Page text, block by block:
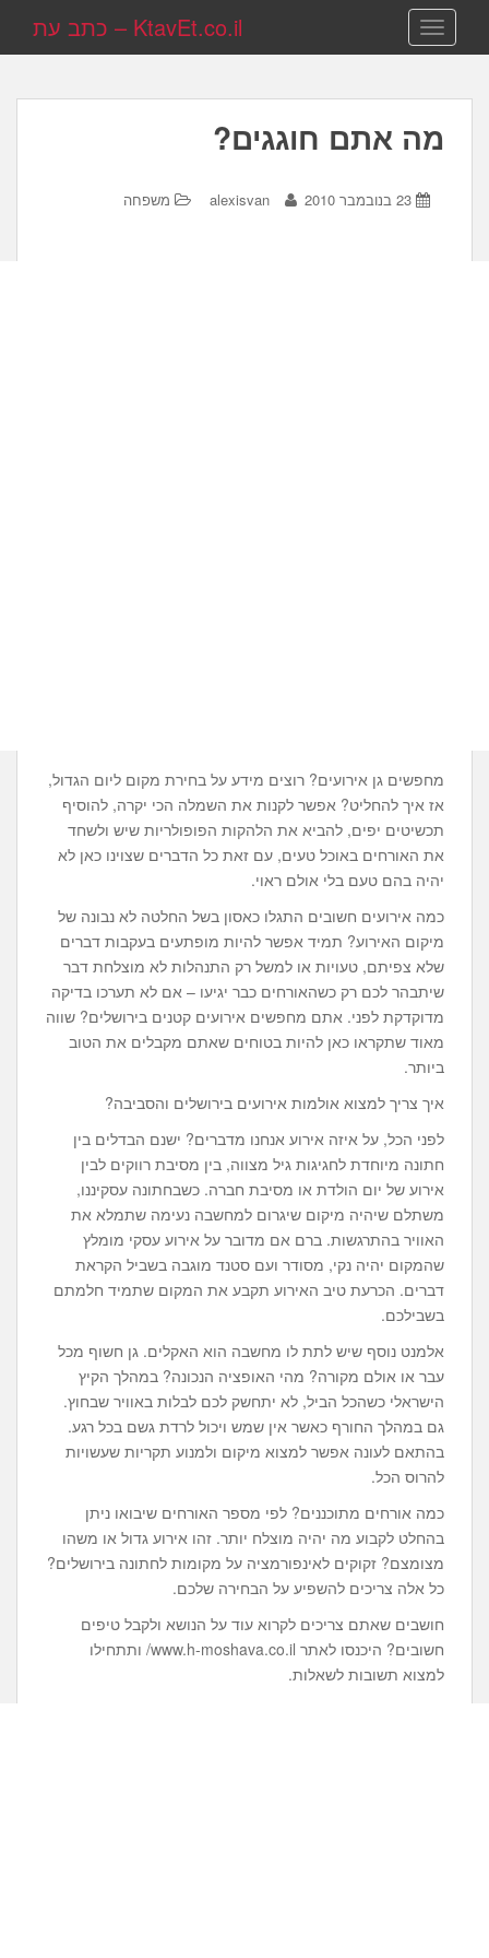
TOGGLE NAVIGATION KtavEt.co.il – כתב עת
מה אתם חוגגים?
23 בנובמבר 2010 alexisvan משפחה
מחפשים גן אירועים? רוצים מידע על בחירת מקום ליום הגדול,
אז איך להחליט? אפשר לקנות את השמלה הכי יקרה, להוסיף
תכשיטים יפים, להביא את הלהקות הפופולריות שיש ולשחד
את האורחים באוכל טעים, עם זאת כל הדברים שצוינו כאן לא
יהיה בהם טעם בלי אולם ראוי.
כמה אירועים חשובים התגלו כאסון בשל החלטה לא נבונה של
מיקום האירוע? תמיד אפשר להיות מופתעים בעקבות דברים
שלא צפיתם, טעויות או למשל רק התנהלות לא מוצלחת דבר
שיתבהר לכם רק כשהאורחים כבר יגיעו – אם לא תערכו בדיקה
מדוקדקת לפני. אתם מחפשים אירועים קטנים בירושלים? שווה
מאוד שתקראו כאן להיות בטוחים שאתם מקבלים את הטוב
ביותר.
איך צריך למצוא אולמות אירועים בירושלים והסביבה?
לפני הכל, על איזה אירוע אנחנו מדברים? ישנם הבדלים בין
חתונה מיוחדת לחגיגות גיל מצווה, בין מסיבת רווקים לבין
אירוע של יום הולדת או מסיבת חברה. כשבחתונה עסקיננו,
משתלם שיהיה מיקום שיגרום למחשבה נעימה שתמלא את
האוויר בהתרגשות. ברם אם מדובר על אירוע עסקי מומלץ
שהמקום יהיה נקי, מסודר ועם סטנד מוגבה בשביל הקראת
דברים. הכרעת טיב האירוע תקבע את המקום שתמיד חלמתם
בשבילכם.
אלמנט נוסף שיש לתת לו מחשבה הוא האקלים. גן חשוף מכל
עבר או אולם מקורה? מהי האופציה הנכונה? במהלך הקיץ
הישראלי כשהכל הביל, לא יתחשק לכם לבלות באוויר שבחוץ.
גם במהלך החורף כאשר אין שמש ויכול לרדת גשם בכל רגע.
בהתאם לעונה אפשר למצוא מיקום ולמנוע תקריות שעשויות
להרוס הכל.
כמה אורחים מתוכננים? לפי מספר האורחים שיבואו ניתן
בהחלט לקבוע מה יהיה מוצלח יותר. זהו אירוע גדול או משהו
מצומצם? זקוקים לאינפורמציה על מקומות לחתונה בירושלים?
כל אלה צריכים להשפיע על הבחירה שלכם.
חושבים שאתם צריכים לקרוא עוד על הנושא ולקבל טיפים
חשובים? היכנסו לאתר www.h-moshava.co.il/ ותתחילו
למצוא תשובות לשאלות.